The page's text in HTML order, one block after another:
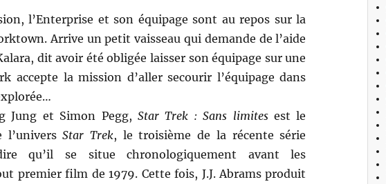
l’Enterprise et son équipage sont au repos sur la
Arrive un petit vaisseau qui demande de l’aide
dit avoir été obligée laisser son équipage sur une
accepte la mission d’aller secourir l’équipage dans
Jung et Simon Pegg,Star Trek : Sans limitesest le
l’universStar Trek, le troisième de la récente série
qu’il se situe chronologiquement avant les
premier film de 1979. Cette fois, J.J. Abrams produit